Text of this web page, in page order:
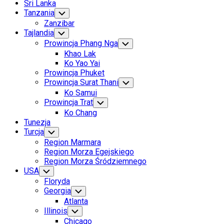
Sri Lanka
Tanzania Toggle
Child
Menu
Zanzibar
Tajlandia Toggle
Child
Menu
Prowincja Phang Nga Toggle
Child
Khao Lak
Ko Yao Yai
Prowincja Phuket
Prowincja Surat Thani Toggle
Child
Ko Samui
Prowincja Trat Toggle
Child
Menu
Ko Chang
Tunezja
Turcja Toggle
Child
Menu
Region Marmara
Region Morza Egejskiego
Region Morza Śródziemnego
USA Toggle
Child
Menu
Floryda
Georgia Toggle
Child
Menu
Atlanta
Illinois Toggle
Child
Chicago